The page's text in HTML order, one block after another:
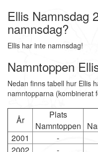
Ellis Namnsdag
namnsdag?
Ellis har inte namnsdag!
Namntoppen
Nedan finns tabell hur Ellis
namntopparna (kombinerat
År
Plats
Namntoppen
2001
-